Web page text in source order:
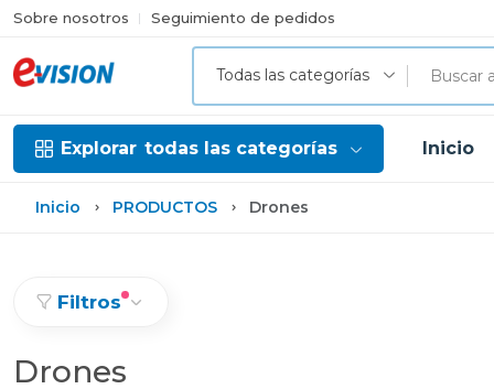
Sobre nosotros Seguimiento de pedidos
Todas las categorías
Explorar todas las categorías Inicio
Inicio PRODUCTOS Drones
Filtros
Drones